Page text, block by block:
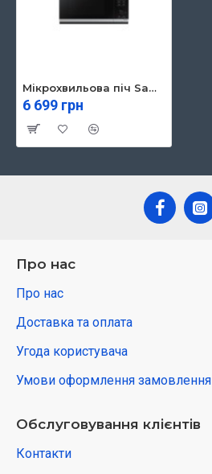
Мікрохвильова піч Samsung MS23DG4504ATUA
6 699 грн
Про нас
Про нас
Доставка та оплата
Угода користувача
Умови оформлення замовлення
Обслуговування клієнтів
Контакти